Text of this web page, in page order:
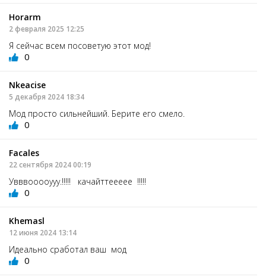
Horarm
2 февраля 2025 12:25
Я сейчас всем посоветую этот мод!
0
Nkeacise
5 декабря 2024 18:34
Мод просто сильнейший. Берите его смело.
0
Facales
22 сентября 2024 00:19
Увввооооууу.!!!!! качайттеееее !!!!!
0
Khemasl
12 июня 2024 13:14
Идеально сработал ваш мод
0